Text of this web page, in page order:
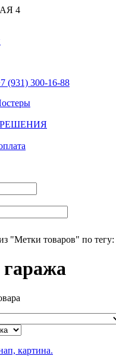
4
(931) 300-16-88
"Метки товаров" по тегу: